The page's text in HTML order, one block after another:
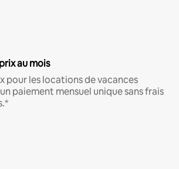
au mois
pour les locations de vacances
paiement mensuel unique sans frais